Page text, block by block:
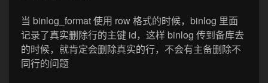
当 binlog_format 使用 row 格式的时候，binlog 里面
记录了真实删除行的主键 id，这样 binlog 传到备库去
的时候，就肯定会删除真实的行，不会有主备删除不
同行的问题